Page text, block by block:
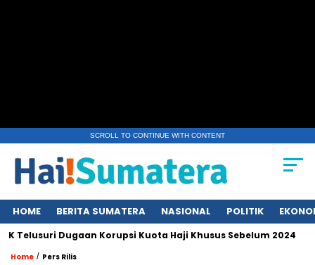
SCROLL TO CONTINUE WITH CONTENT
HOME BERITA SUMATERA NASIONAL POLITIK
Dugaan Korupsi Kuota Haji Khusus Sebelum 2024
Home / Pers Rilis